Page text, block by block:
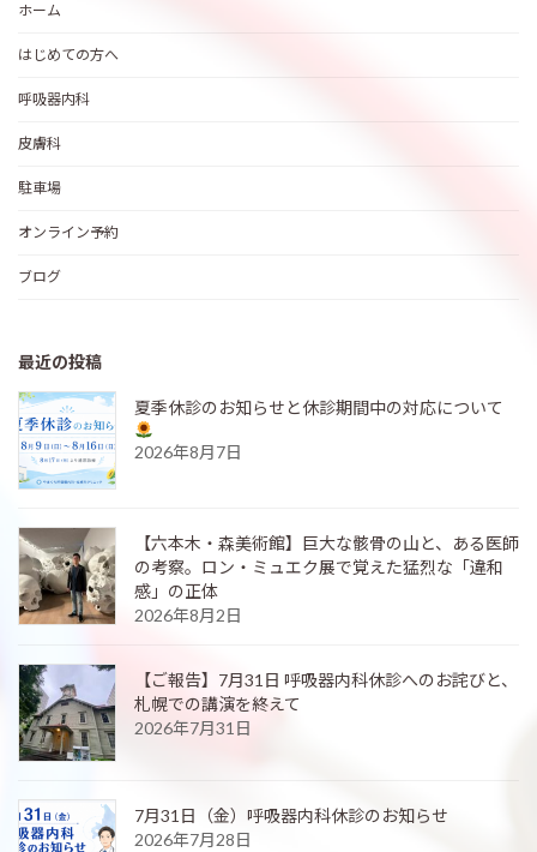
ホーム
はじめての方へ
呼吸器内科
皮膚科
駐車場
オンライン予約
ブログ
最近の投稿
夏季休診のお知らせと休診期間中の対応について
2026年8月7日
【六本木・森美術館】巨大な骸骨の山と、ある医師
の考察。ロン・ミュエク展で覚えた猛烈な「違和
感」の正体
2026年8月2日
【ご報告】7月31日 呼吸器内科休診へのお詫びと、
札幌での講演を終えて
2026年7月31日
7月31日（金）呼吸器内科休診のお知らせ
2026年7月28日